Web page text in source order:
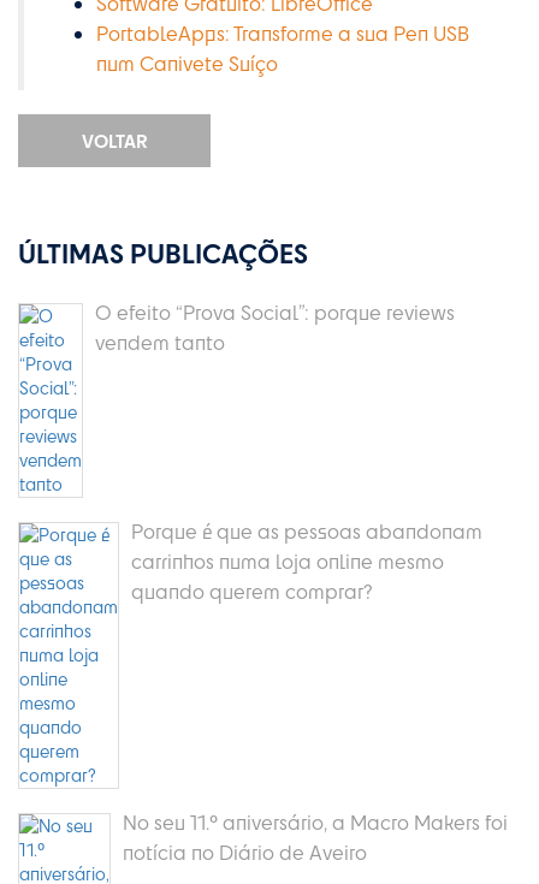
PortableApps: Transforme a sua Pen USB
num Canivete Suíço
VOLTAR
ÚLTIMAS PUBLICAÇÕES
O efeito “Prova Social”: porque reviews
vendem tanto
Porque é que as pessoas abandonam
carrinhos numa loja online mesmo
quando querem comprar?
No seu 11.º aniversário, a Macro Makers foi
notícia no Diário de Aveiro